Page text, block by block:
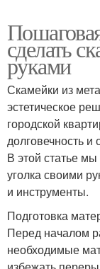
сделать
руками
Скамейки из
эстетическое
городской
долговечность и
В этой статье
уголка своими
и инструменты.
Подготовка
Перед началом
необходимые